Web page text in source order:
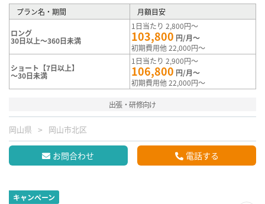
プラン名・期間 月額目安
ロング
30日以上～360日未満
1日当たり 2,800円～
103,800 円/月～
初期費用他 22,000円～
ショート【7日以上】
～30日未満
1日当たり 2,900円～
106,800 円/月～
初期費用他 22,000円～
出張・研修向け
岡山県 岡山市北区
お問合わせ 電話する
キャンペーン